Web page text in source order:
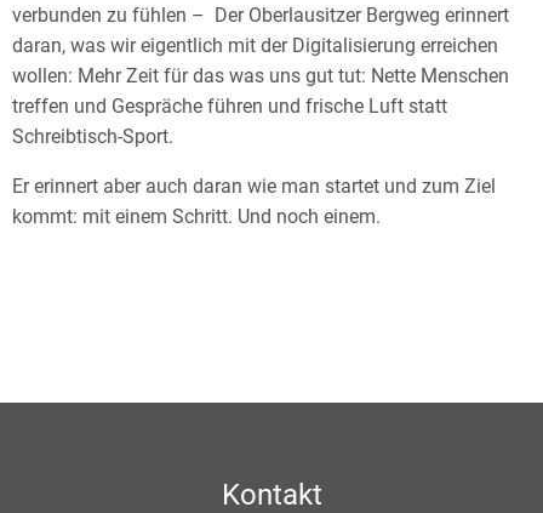
verbunden zu fühlen – Der Oberlausitzer Bergweg erinnert
daran, was wir eigentlich mit der Digitalisierung erreichen
wollen: Mehr Zeit für das was uns gut tut: Nette Menschen
treffen und Gespräche führen und frische Luft statt
Schreibtisch-Sport.
Er erinnert aber auch daran wie man startet und zum Ziel
kommt: mit einem Schritt. Und noch einem.
Kontakt